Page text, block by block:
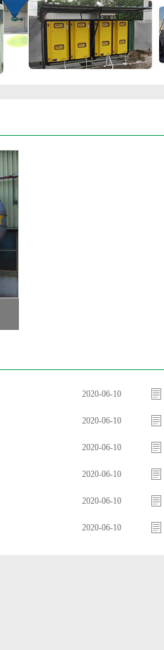
2020-06-10
2020-06-10
2020-06-10
2020-06-10
2020-06-10
2020-06-10